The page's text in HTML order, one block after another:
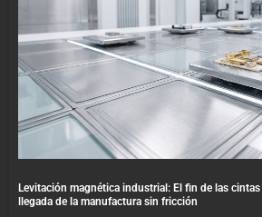
Levitación magnética industrial: El fin de las
llegada de la manufactura sin fricción